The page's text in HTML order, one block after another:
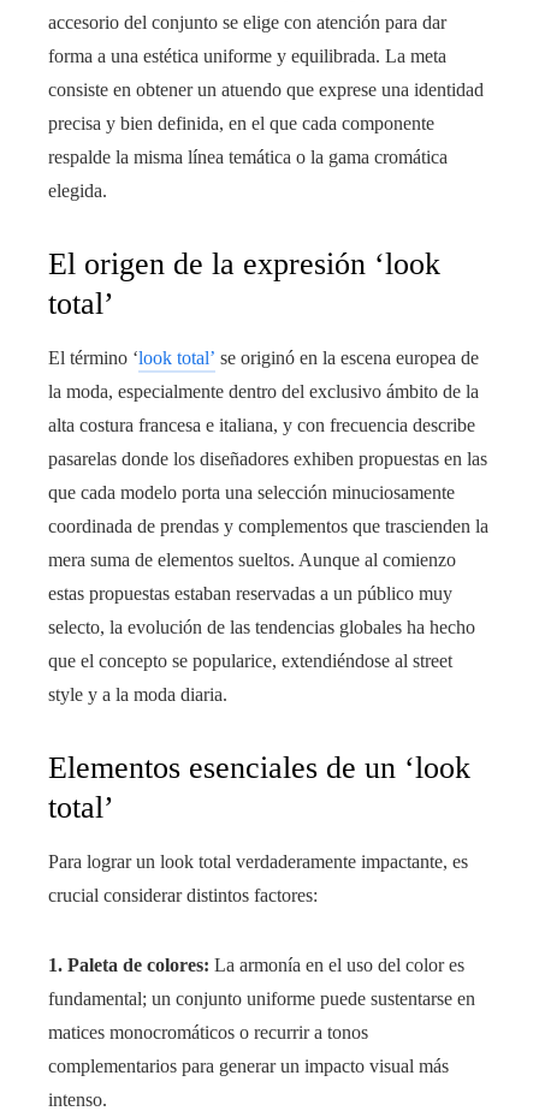
accesorio del conjunto se elige con atención para dar
forma a una estética uniforme y equilibrada. La meta
consiste en obtener un atuendo que exprese una identidad
precisa y bien definida, en el que cada componente
respalde la misma línea temática o la gama cromática
elegida.
El origen de la expresión ‘look
total’
El término ‘look total’ se originó en la escena europea de
la moda, especialmente dentro del exclusivo ámbito de la
alta costura francesa e italiana, y con frecuencia describe
pasarelas donde los diseñadores exhiben propuestas en las
que cada modelo porta una selección minuciosamente
coordinada de prendas y complementos que trascienden la
mera suma de elementos sueltos. Aunque al comienzo
estas propuestas estaban reservadas a un público muy
selecto, la evolución de las tendencias globales ha hecho
que el concepto se popularice, extendiéndose al street
style y a la moda diaria.
Elementos esenciales de un ‘look
total’
Para lograr un look total verdaderamente impactante, es
crucial considerar distintos factores:
1. Paleta de colores: La armonía en el uso del color es
fundamental; un conjunto uniforme puede sustentarse en
matices monocromáticos o recurrir a tonos
complementarios para generar un impacto visual más
intenso.